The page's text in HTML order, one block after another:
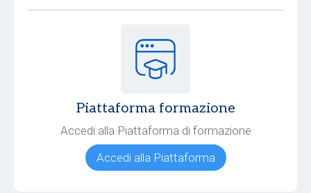
Piattaforma formazione
Accedi alla Piattaforma di formazione
Accedi alla Piattaforma